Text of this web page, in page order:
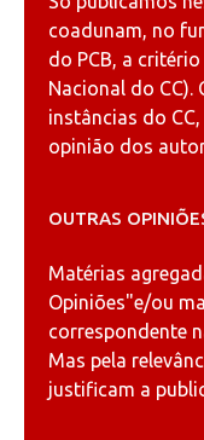
coadunam, no
do PCB, a
Nacional do
instâncias do
opinião dos
OUTRAS
Matérias
Opiniões"e/ou
correspondente
Mas pela
justificam a